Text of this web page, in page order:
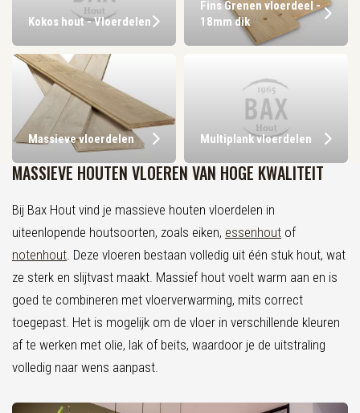
Kokos hout - Vloerdelen
Fins Grenen vloerdeel -
18mm dik
Massieve vloerdelen Multiplank vloerdelen
MASSIEVE HOUTEN VLOEREN VAN HOGE KWALITEIT
Bij Bax Hout vind je massieve houten vloerdelen in
uiteenlopende houtsoorten, zoals eiken, essenhout of
notenhout. Deze vloeren bestaan volledig uit één stuk hout, wat
ze sterk en slijtvast maakt. Massief hout voelt warm aan en is
goed te combineren met vloerverwarming, mits correct
toegepast. Het is mogelijk om de vloer in verschillende kleuren
af te werken met olie, lak of beits, waardoor je de uitstraling
volledig naar wens aanpast.